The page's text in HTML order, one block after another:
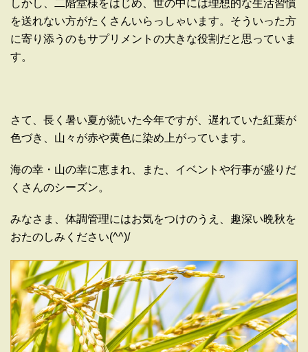
しかし、二階堂様をはじめ、世の中には理想的な生活習慣
を送れない方がたくさんいらっしゃいます。そういった方
に寄り添うのもサプリメントの大きな役割だと思っていま
す。
さて、長く暑い夏が続いた今年ですが、遅れていた紅葉が
色づき、山々が赤や黄色に染め上がっています。
海の幸・山の幸に恵まれ、また、イベントや行事が盛りだ
くさんのシーズン。
みなさま、体調管理にはお気をつけのうえ、趣深い晩秋を
おたのしみください(^^)/